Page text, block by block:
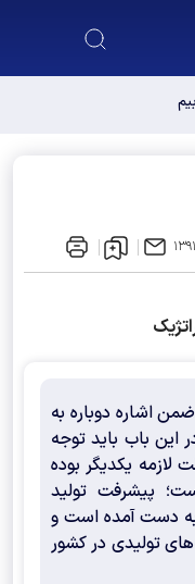
۲۹
اشاره دوباره به
باب باید توجه
لازمه یکدیگر بوده
پیشرفت تولید
به دست آمده است و
تولیدی در کشور